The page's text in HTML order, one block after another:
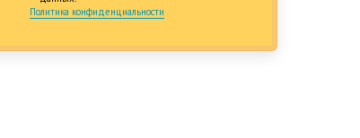
Политика конфиденциальности